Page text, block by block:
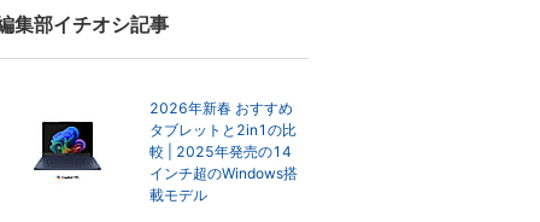
集部イチオシ記事
2026年新春 おすすめ
タブレットと2in1の比
較 | 2025年発売の14
インチ超のWindows搭
載モデル